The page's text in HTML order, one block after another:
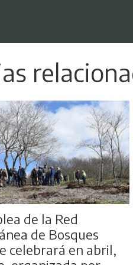
de la Red
de Bosques
celebrará en abril,